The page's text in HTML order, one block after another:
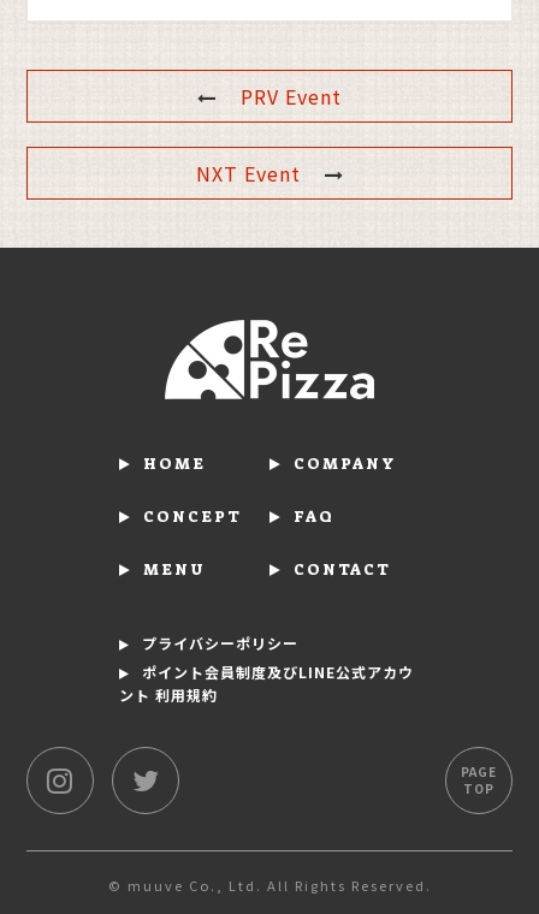
PRV Event
NXT Event
HOME COMPANY
CONCEPT FAQ
MENU CONTACT
プライバシーポリシー
ポイント会員制度及びLINE公式アカウ
ント 利用規約
PAGE
TOP
© muuve Co., Ltd. All Rights Reserved.